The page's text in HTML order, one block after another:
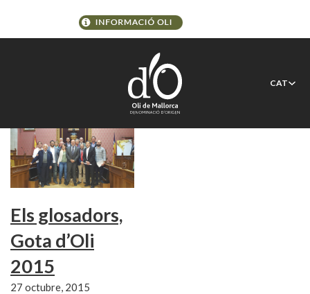
CAT
Antoni Viver @ca
Els glosadors,
Gota d’Oli
2015
27 octubre, 2015